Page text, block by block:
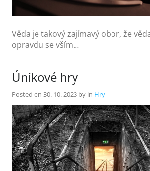
Věda je takový zajímavý obor, že
opravdu se vším…
Únikové hry
Posted on 30. 10. 2023 by in Hry